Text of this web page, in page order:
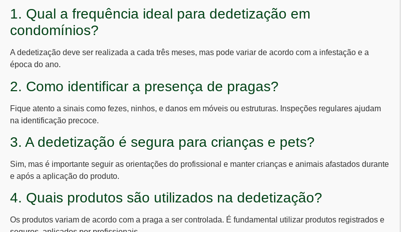
1. Qual a frequência ideal para dedetização em
condomínios?
A dedetização deve ser realizada a cada três meses, mas pode variar de acordo com a infestação e a
época do ano.
2. Como identificar a presença de pragas?
Fique atento a sinais como fezes, ninhos, e danos em móveis ou estruturas. Inspeções regulares ajudam
na identificação precoce.
3. A dedetização é segura para crianças e pets?
Sim, mas é importante seguir as orientações do profissional e manter crianças e animais afastados durante
e após a aplicação do produto.
4. Quais produtos são utilizados na dedetização?
Os produtos variam de acordo com a praga a ser controlada. É fundamental utilizar produtos registrados e